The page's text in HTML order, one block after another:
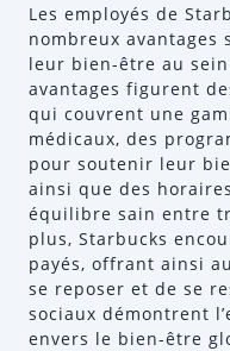
Les employés de
nombreux avantages
leur bien-être au
avantages figurent
qui couvrent une
médicaux, des
pour soutenir leur
ainsi que des
équilibre sain entre
plus, Starbucks
payés, offrant ainsi
se reposer et de se
sociaux démontrent
envers le bien-être